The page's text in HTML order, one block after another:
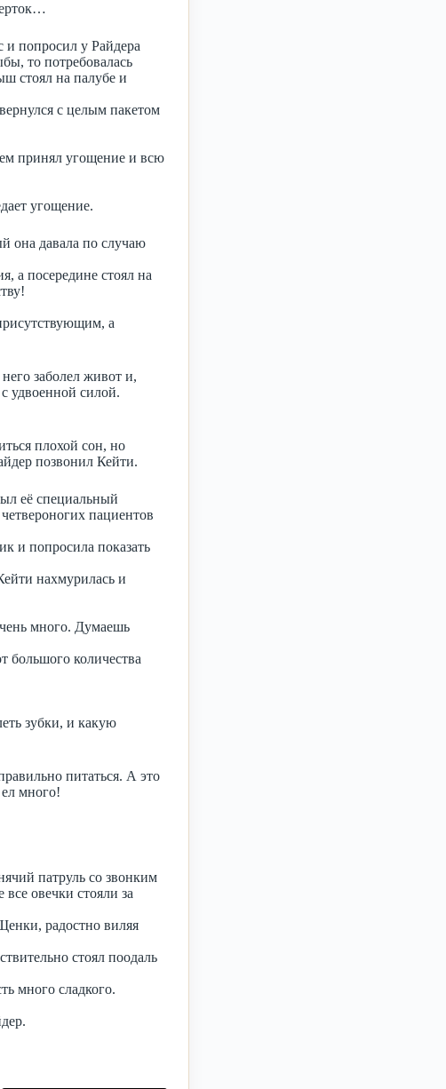
и попросил у Райдера
то потребовалась
стоял на палубе и
с целым пакетом
принял угощение и всю
угощение.
она давала по случаю
а посередине стоял на
а
заболел живот и,
удвоенной силой.
плохой сон, но
позвонил Кейти.
её специальный
пациентов
и попросила показать
нахмурилась и
много. Думаешь
количества
зубки, и какую
питаться. А это
ел много!
патруль со звонким
овечки стояли за
радостно виляя
стоял поодаль
много сладкого.